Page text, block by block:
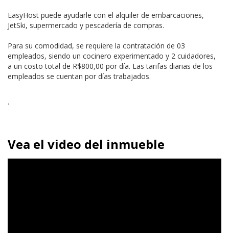
EasyHost puede ayudarle con el alquiler de embarcaciones,
JetSki, supermercado y pescadería de compras.
Para su comodidad, se requiere la contratación de 03
empleados, siendo un cocinero experimentado y 2 cuidadores,
a un costo total de R$800,00 por día. Las tarifas diarias de los
empleados se cuentan por días trabajados.
.
Vea el video del inmueble